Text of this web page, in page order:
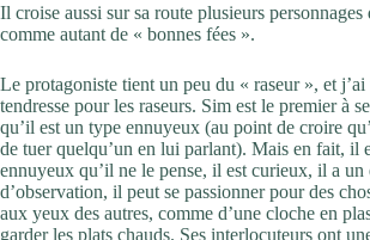
Il croise aussi sur sa route plusieurs personnages
comme autant de « bonnes fées ».
Le protagoniste tient un peu du « raseur », et
tendresse pour les raseurs. Sim est le premier à
qu’il est un type ennuyeux (au point de croire
de tuer quelqu’un en lui parlant). Mais en fait, il
ennuyeux qu’il ne le pense, il est curieux, il a un
d’observation, il peut se passionner pour des
aux yeux des autres, comme d’une cloche en
garder les plats chauds. Ses interlocuteurs ont